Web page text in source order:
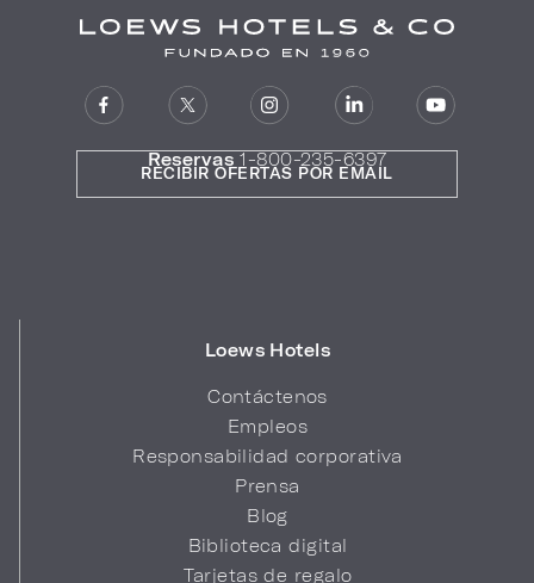
Reservas 1-800-235-6397
Loews Hotels
Contáctenos
Empleos
Responsabilidad corporativa
Prensa
Blog
Biblioteca digital
Tarjetas de regalo
RECIBIR OFERTAS POR EMAIL